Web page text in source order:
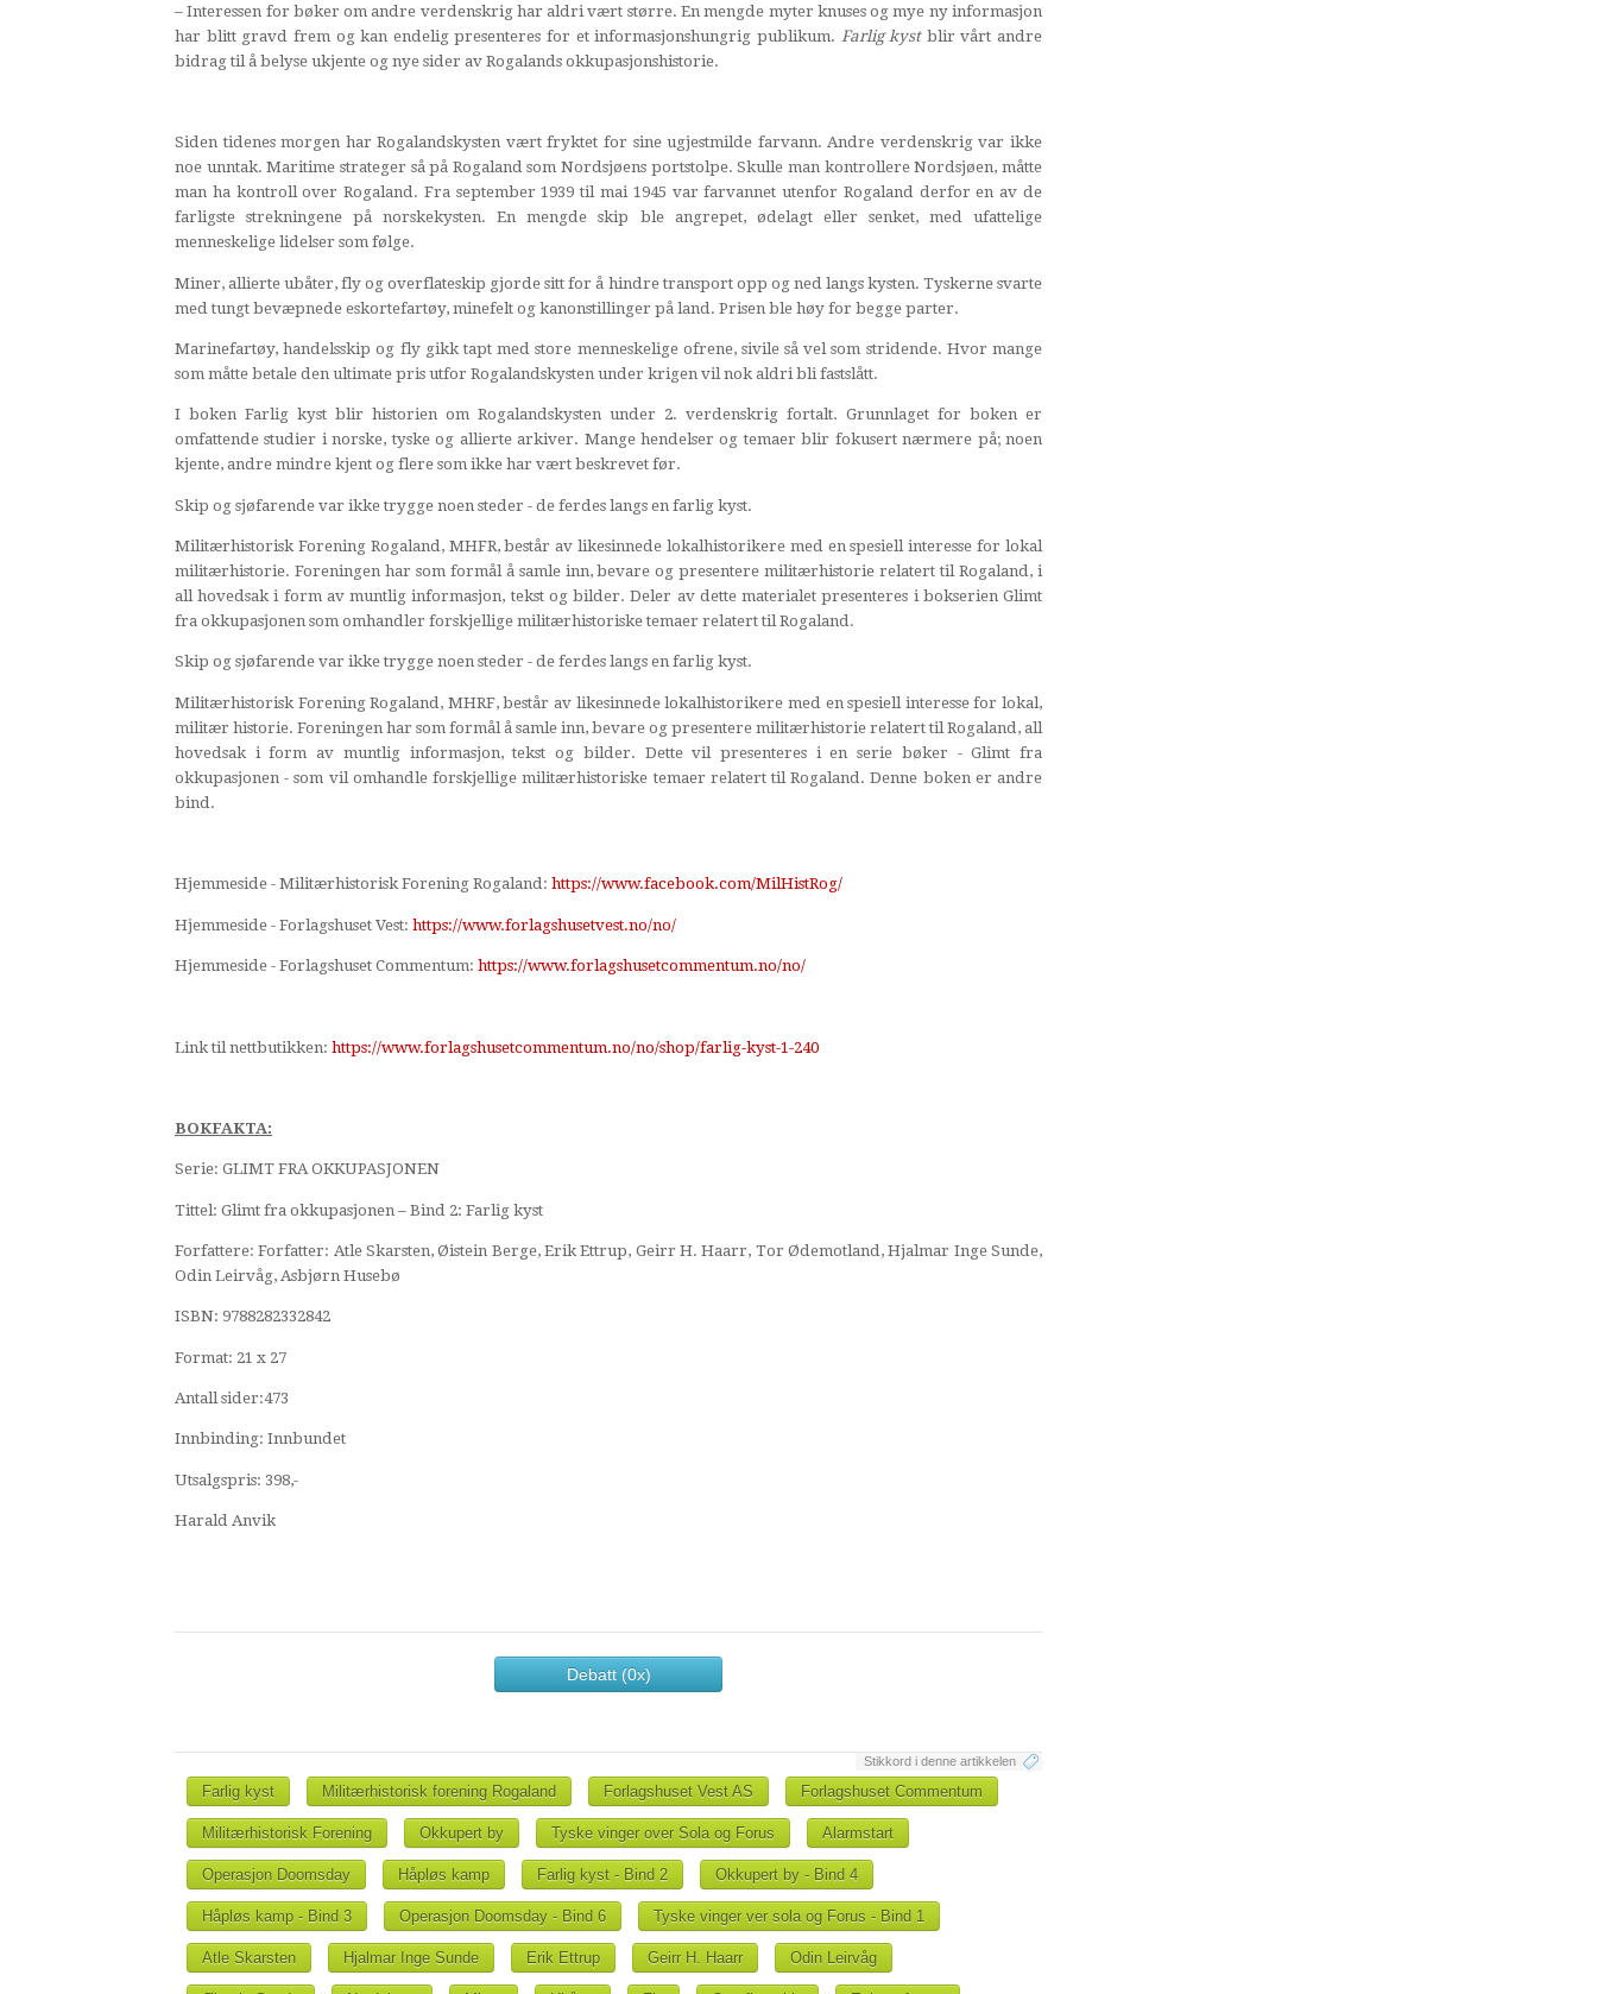
– Interessen for bøker om andre verdenskrig har aldri vært større. En mengde myter knuses og mye ny informasjon
har blitt gravd frem og kan endelig presenteres for et informasjonshungrig publikum. Farlig kyst blir vårt andre
bidrag til å belyse ukjente og nye sider av Rogalands okkupasjonshistorie.
Siden tidenes morgen har Rogalandskysten vært fryktet for sine ugjestmilde farvann. Andre verdenskrig var ikke
noe unntak. Maritime strateger så på Rogaland som Nordsjøens portstolpe. Skulle man kontrollere Nordsjøen, måtte
man ha kontroll over Rogaland. Fra september 1939 til mai 1945 var farvannet utenfor Rogaland derfor en av de
farligste strekningene på norskekysten. En mengde skip ble angrepet, ødelagt eller senket, med ufattelige
menneskelige lidelser som følge.
Miner, allierte ubåter, fly og overflateskip gjorde sitt for å hindre transport opp og ned langs kysten. Tyskerne svarte
med tungt bevæpnede eskortefartøy, minefelt og kanonstillinger på land. Prisen ble høy for begge parter.
Marinefartøy, handelsskip og fly gikk tapt med store menneskelige ofrene, sivile så vel som stridende. Hvor mange
som måtte betale den ultimate pris utfor Rogalandskysten under krigen vil nok aldri bli fastslått.
I boken Farlig kyst blir historien om Rogalandskysten under 2. verdenskrig fortalt. Grunnlaget for boken er
omfattende studier i norske, tyske og allierte arkiver. Mange hendelser og temaer blir fokusert nærmere på; noen
kjente, andre mindre kjent og flere som ikke har vært beskrevet før.
Skip og sjøfarende var ikke trygge noen steder - de ferdes langs en farlig kyst.
Militærhistorisk Forening Rogaland, MHFR, består av likesinnede lokalhistorikere med en spesiell interesse for lokal
militærhistorie. Foreningen har som formål å samle inn, bevare og presentere militærhistorie relatert til Rogaland, i
all hovedsak i form av muntlig informasjon, tekst og bilder. Deler av dette materialet presenteres i bokserien Glimt
fra okkupasjonen som omhandler forskjellige militærhistoriske temaer relatert til Rogaland.
Skip og sjøfarende var ikke trygge noen steder - de ferdes langs en farlig kyst.
Militærhistorisk Forening Rogaland, MHRF, består av likesinnede lokalhistorikere med en spesiell interesse for lokal,
militær historie. Foreningen har som formål å samle inn, bevare og presentere militærhistorie relatert til Rogaland, all
hovedsak i form av muntlig informasjon, tekst og bilder. Dette vil presenteres i en serie bøker - Glimt fra
okkupasjonen - som vil omhandle forskjellige militærhistoriske temaer relatert til Rogaland. Denne boken er andre
bind.
Hjemmeside - Militærhistorisk Forening Rogaland: https://www.facebook.com/MilHistRog/
Hjemmeside - Forlagshuset Vest: https://www.forlagshusetvest.no/no/
Hjemmeside - Forlagshuset Commentum: https://www.forlagshusetcommentum.no/no/
Link til nettbutikken: https://www.forlagshusetcommentum.no/no/shop/farlig-kyst-1-240
BOKFAKTA:
Serie: GLIMT FRA OKKUPASJONEN
Tittel: Glimt fra okkupasjonen – Bind 2: Farlig kyst
Forfattere: Forfatter: Atle Skarsten, Øistein Berge, Erik Ettrup, Geirr H. Haarr, Tor Ødemotland, Hjalmar Inge Sunde,
Odin Leirvåg, Asbjørn Husebø
ISBN: 9788282332842
Format: 21 x 27
Antall sider:473
Innbinding: Innbundet
Utsalgspris: 398,-
Harald Anvik
Debatt (0x)
Stikkord i denne artikkelen
Farlig kyst Militærhistorisk forening Rogaland Forlagshuset Vest AS Forlagshuset Commentum
Militærhistorisk Forening Okkupert by Tyske vinger over Sola og Forus Alarmstart
Operasjon Doomsday Håpløs kamp Farlig kyst - Bind 2 Okkupert by - Bind 4
Håpløs kamp - Bind 3 Operasjon Doomsday - Bind 6 Tyske vinger ver sola og Forus - Bind 1
Atle Skarsten Hjalmar Inge Sunde Erik Ettrup Geirr H. Haarr Odin Leirvåg